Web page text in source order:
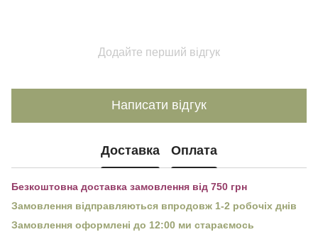
Додайте перший відгук
Написати відгук
Доставка Оплата
Безкоштовна доставка замовлення від 750 грн
Замовлення відправляються впродовж 1-2 робочіх днів
Замовлення оформлені до 12:00 ми стараємось